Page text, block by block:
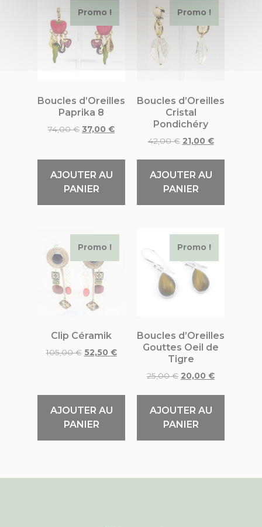
Promo !
Boucles d’Oreilles
Paprika 8
74,00€ 37,00 €
AJOUTER AU
PANIER
Promo !
Boucles d’Oreilles
Cristal
Pondichéry
42,00€ 21,00 €
AJOUTER AU
PANIER
Promo !
Clip Céramik
105,00€ 52,50 €
AJOUTER AU
PANIER
Promo !
Boucles d’Oreilles
Gouttes Oeil de
Tigre
25,00€ 20,00 €
AJOUTER AU
PANIER